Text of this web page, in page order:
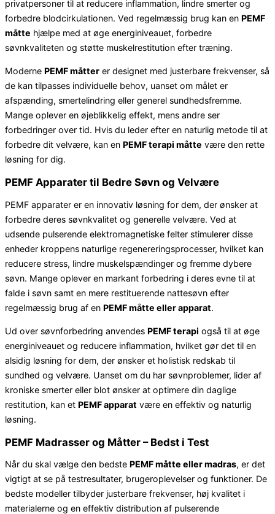
privatpersoner til at reducere inflammation, lindre smerter og
forbedre blodcirkulationen. Ved regelmæssig brug kan en PEMF
måtte hjælpe med at øge energiniveauet, forbedre
søvnkvaliteten og støtte muskelrestitution efter træning.
Moderne PEMF måtter er designet med justerbare frekvenser, så
de kan tilpasses individuelle behov, uanset om målet er
afspænding, smertelindring eller generel sundhedsfremme.
Mange oplever en øjeblikkelig effekt, mens andre ser
forbedringer over tid. Hvis du leder efter en naturlig metode til at
forbedre dit velvære, kan en PEMF terapi måtte være den rette
løsning for dig.
PEMF Apparater til Bedre Søvn og Velvære
PEMF apparater er en innovativ løsning for dem, der ønsker at
forbedre deres søvnkvalitet og generelle velvære. Ved at
udsende pulserende elektromagnetiske felter stimulerer disse
enheder kroppens naturlige regenereringsprocesser, hvilket kan
reducere stress, lindre muskelspændinger og fremme dybere
søvn. Mange oplever en markant forbedring i deres evne til at
falde i søvn samt en mere restituerende nattesøvn efter
regelmæssig brug af en PEMF måtte eller apparat.
Ud over søvnforbedring anvendes PEMF terapi også til at øge
energiniveauet og reducere inflammation, hvilket gør det til en
alsidig løsning for dem, der ønsker et holistisk redskab til
sundhed og velvære. Uanset om du har søvnproblemer, lider af
kroniske smerter eller blot ønsker at optimere din daglige
restitution, kan et PEMF apparat være en effektiv og naturlig
løsning.
PEMF Madrasser og Måtter – Bedst i Test
Når du skal vælge den bedste PEMF måtte eller madras, er det
vigtigt at se på testresultater, brugeroplevelser og funktioner. De
bedste modeller tilbyder justerbare frekvenser, høj kvalitet i
materialerne og en effektiv distribution af pulserende